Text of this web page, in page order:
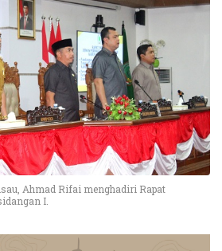
Ahmad Rifai menghadiri Rapat
I.